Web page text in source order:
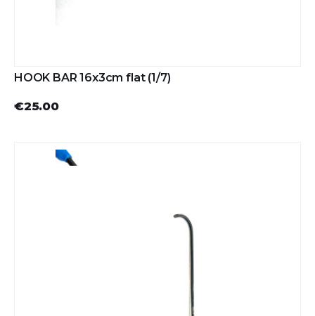
HOOK BAR 16x3cm flat (1/7)
€25.00